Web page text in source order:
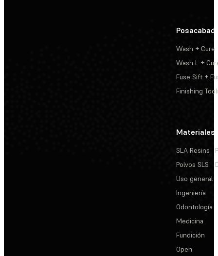
Wash + Cure
Wash L +
Fuse Sift +
Finishing
Materiales
SLA Resins
Polvos SLS
Uso general
Ingeniería
Odontología
Medicina
Fundición
Open